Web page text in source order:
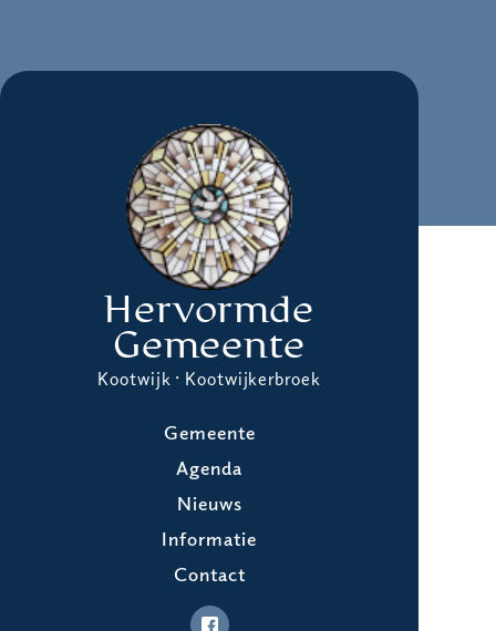
Hervormde
Gemeente
Kootwijk · Kootwijkerbroek
Gemeente
Agenda
Nieuws
Informatie
Contact